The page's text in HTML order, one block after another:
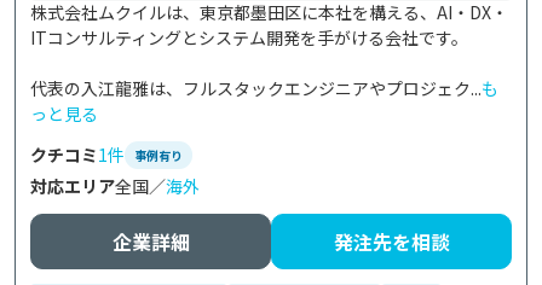
株式会社ムクイルは、東京都墨田区に本社を構える、AI・DX・
ITコンサルティングとシステム開発を手がける会社です。
代表の入江龍雅は、フルスタックエンジニアやプロジェク...も
っと見る
クチコミ1件 事例有り
対応エリア全国／海外
企業詳細 発注先を相談